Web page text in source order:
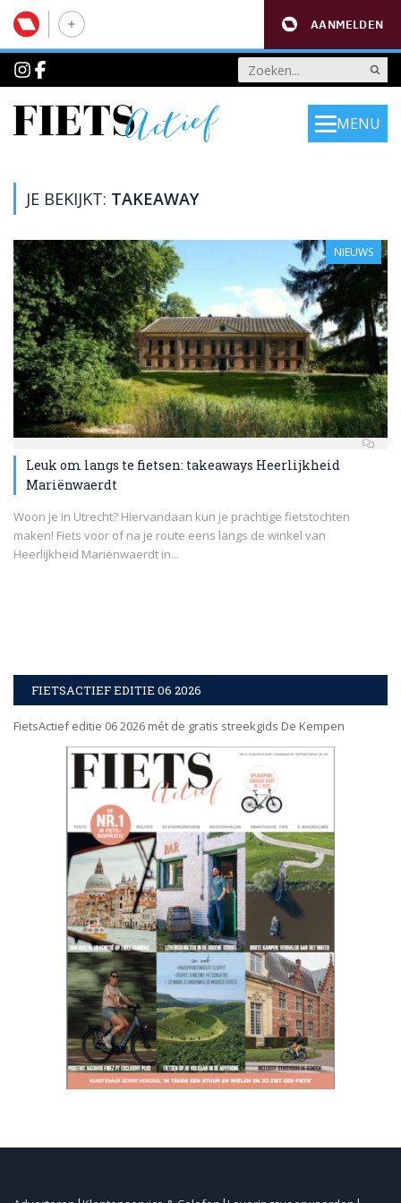
AANMELDEN
MENU
JE BEKIJKT: TAKEAWAY
NIEUWS
Leuk om langs te fietsen: takeaways Heerlijkheid
Mariënwaerdt
Woon je in Utrecht? Hiervandaan kun je prachtige fietstochten
maken! Fiets voor of na je route eens langs de winkel van
Heerlijkheid Mariënwaerdt in...
FIETSACTIEF EDITIE 06 2026
FietsActief editie 06 2026 mét de gratis streekgids De Kempen